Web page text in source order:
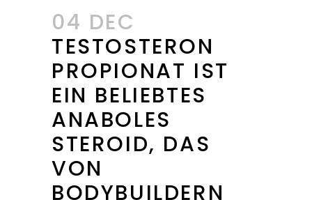
04 DEC
TESTOSTERON
PROPIONAT IST
EIN BELIEBTES
ANABOLES
STEROID, DAS
VON
BODYBUILDERN